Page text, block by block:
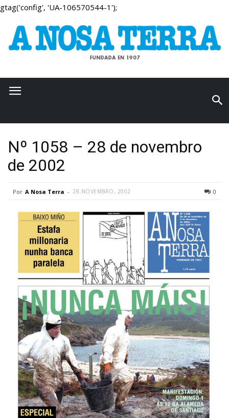
gtag('config', 'UA-106570544-1');
Nº 1058 – 28 de novembro
de 2002
Por A Nosa Terra - 28 NOVEMBRO, 2002 0